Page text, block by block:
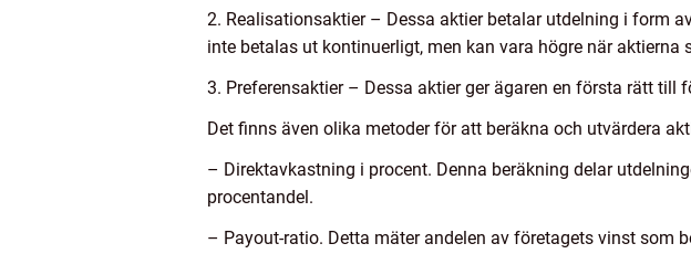
2. Realisationsaktier – Dessa aktier betalar utdelning i form
inte betalas ut kontinuerligt, men kan vara högre när aktierna
3. Preferensaktier – Dessa aktier ger ägaren en första rätt
Det finns även olika metoder för att beräkna och utvärdera
– Direktavkastning i procent. Denna beräkning delar
procentandel.
– Payout-ratio. Detta mäter andelen av företagets vinst som